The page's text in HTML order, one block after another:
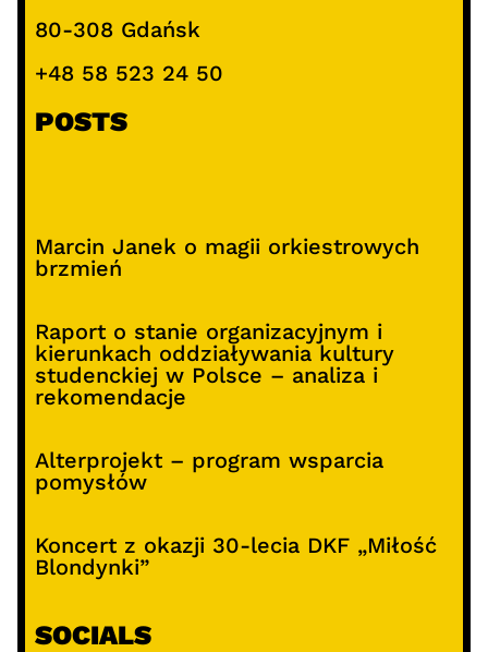
80-308 Gdańsk
+48 58 523 24 50
POSTS
Marcin Janek o magii orkiestrowych
brzmień
Raport o stanie organizacyjnym i
kierunkach oddziaływania kultury
studenckiej w Polsce – analiza i
rekomendacje
Alterprojekt – program wsparcia
pomysłów
Koncert z okazji 30-lecia DKF „Miłość
Blondynki”
SOCIALS